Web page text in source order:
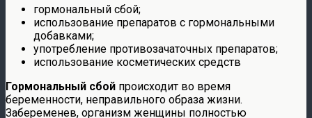
гормональный сбой;
использование препаратов с гормональными
добавками;
употребление противозачаточных препаратов;
использование косметических средств
Гормональный сбой происходит во время
беременности, неправильного образа жизни.
Забеременев, организм женщины полностью